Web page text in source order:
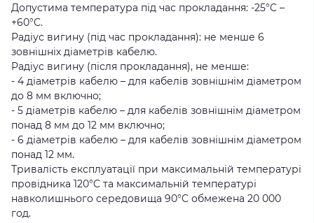
Допустима температура під час прокладання: -25°C –
+60°C.
Радіус вигину (під час прокладання): не менше 6
зовнішніх діаметрів кабелю.
Радіус вигину (після прокладання), не менше:
- 4 діаметрів кабелю – для кабелів зовнішнім діаметром
до 8 мм включно;
- 5 діаметрів кабелю – для кабелів зовнішнім діаметром
понад 8 мм до 12 мм включно;
- 6 діаметрів кабелю – для кабелів зовнішнім діаметром
понад 12 мм.
Тривалість експлуатації при максимальній температурі
провідника 120°C та максимальній температурі
навколишнього середовища 90°C обмежена 20 000
год.